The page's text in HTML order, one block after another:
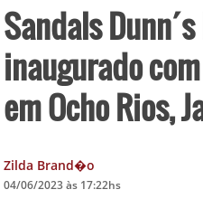
Sandals
inaugurado
em Ocho Rios,
Zilda Brand�o
04/06/2023 às 17:22hs